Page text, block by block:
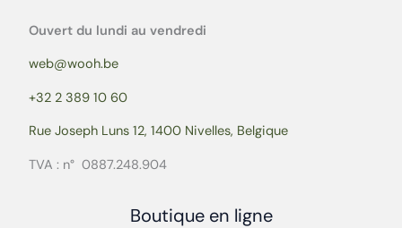
Ouvert du lundi au vendredi
web@wooh.be
+32 2 389 10 60
Rue Joseph Luns 12, 1400 Nivelles, Belgique
TVA : n° 0887.248.904
Boutique en ligne